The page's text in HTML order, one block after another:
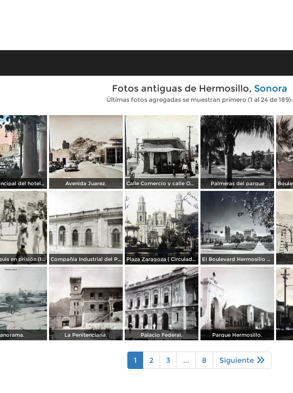
Fotos antiguas de Hermosillo, Sonora
Últimas fotos agregadas se muestran primero (1 al 24 de 189):
Puerta principal del hotel Ramos. ( Circulada el 29 de Enero de 1942 ). Avenida Juarez. Calle Comercio y calle Obregon. Palmeras del parque
Indios yaquis en prisión (1908) Compañía Industrial del Pacífico (1908) Plaza Zaragoza ( Circulada el 27 de Enero de 1913 ). El Boulevard Hermosillo Sonora.
La Penitenciaria. Palacio Federal. Parque Hermosillo.
1 2 3 ... 8 Siguiente